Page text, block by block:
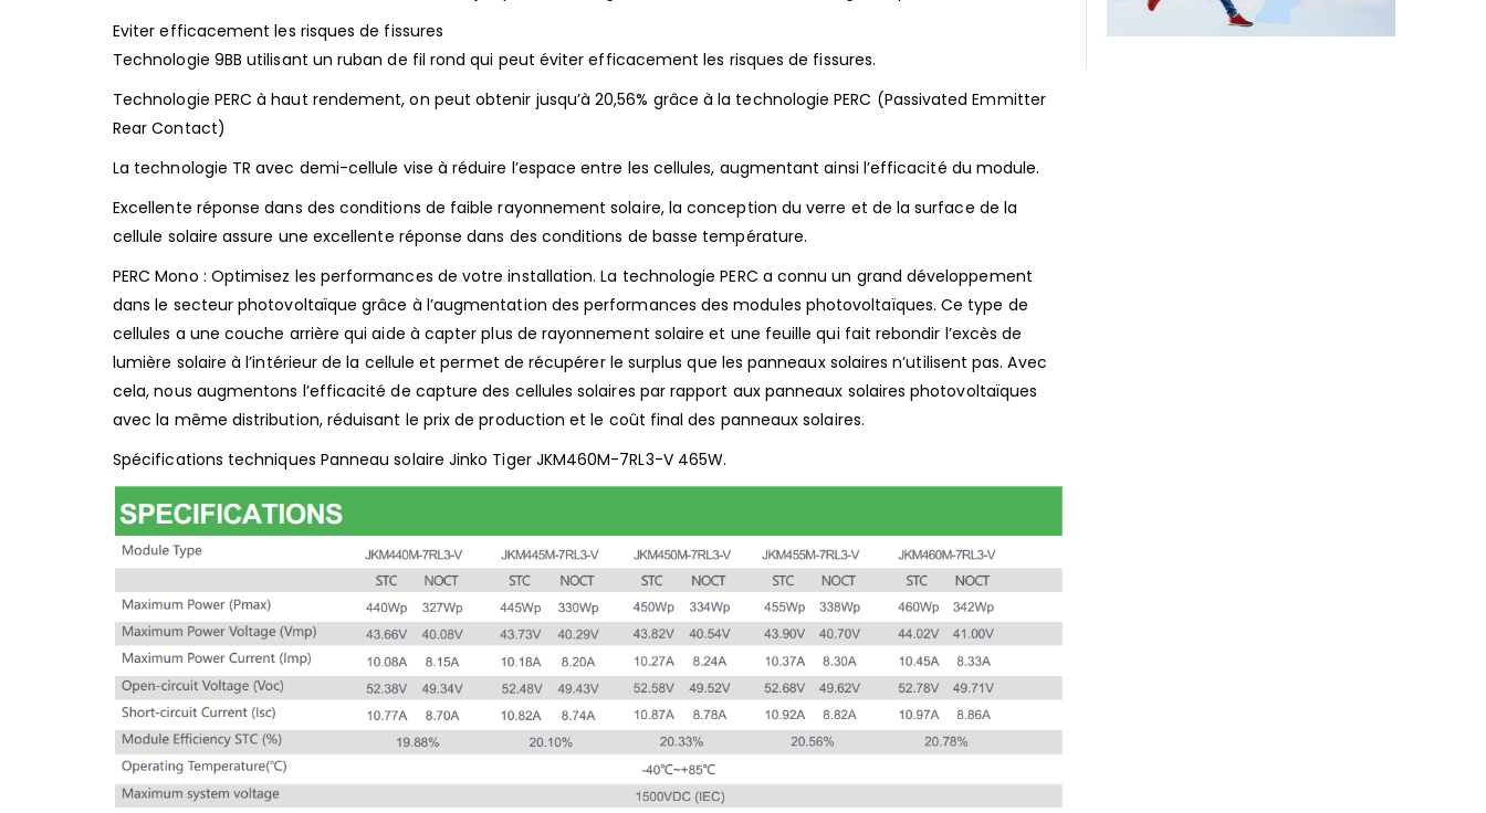
Eviter efficacement les risques de fissures
Technologie 9BB utilisant un ruban de fil rond qui peut éviter efficacement les risques de fissures.
Technologie PERC à haut rendement, on peut obtenir jusqu’à 20,56% grâce à la technologie PERC (Passivated Emmitter
Rear Contact)
La technologie TR avec demi-cellule vise à réduire l’espace entre les cellules, augmentant ainsi l’efficacité du module.
Excellente réponse dans des conditions de faible rayonnement solaire, la conception du verre et de la surface de la
cellule solaire assure une excellente réponse dans des conditions de basse température.
PERC Mono : Optimisez les performances de votre installation. La technologie PERC a connu un grand développement
dans le secteur photovoltaïque grâce à l’augmentation des performances des modules photovoltaïques. Ce type de
cellules a une couche arrière qui aide à capter plus de rayonnement solaire et une feuille qui fait rebondir l’excès de
lumière solaire à l’intérieur de la cellule et permet de récupérer le surplus que les panneaux solaires n’utilisent pas. Avec
cela, nous augmentons l’efficacité de capture des cellules solaires par rapport aux panneaux solaires photovoltaïques
avec la même distribution, réduisant le prix de production et le coût final des panneaux solaires.
Spécifications techniques Panneau solaire Jinko Tiger JKM460M-7RL3-V 465W.